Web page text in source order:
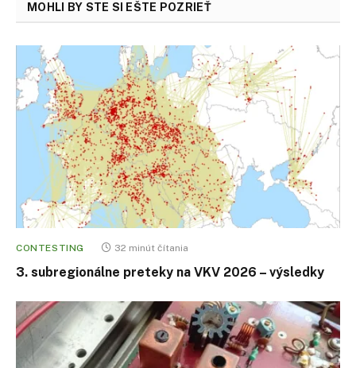
MOHLI BY STE SI EŠTE POZRIEŤ
CONTESTING 32 minút čítania
3. subregionálne preteky na VKV 2026 – výsledky